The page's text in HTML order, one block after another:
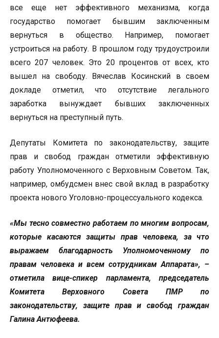
все еще нет эффективного механизма, когда
государство помогает бывшим заключенным
вернуться в общество. Например, помогает
устроиться на работу. В прошлом году трудоустроили
всего 207 человек. Это 20 процентов от всех, кто
вышел на свободу. Вячеслав Косинский в своем
докладе отметил, что отсутствие легального
заработка вынуждает бывших заключенных
вернуться на преступный путь.
Депутаты Комитета по законодательству, защите
прав и свобод граждан отметили эффективную
работу Уполномоченного с Верховным Советом. Так,
например, омбудсмен внес свой вклад в разработку
проекта нового Уголовно-процессуального кодекса.
«Мы тесно совместно работаем по многим вопросам,
которые касаются защиты прав человека, за что
выражаем благодарность Уполномоченному по
правам человека и всем сотрудникам Аппарата», –
отметила вице-спикер парламента, председатель
Комитета Верховного Совета ПМР по
законодательству, защите прав и свобод граждан
Галина Антюфеева.